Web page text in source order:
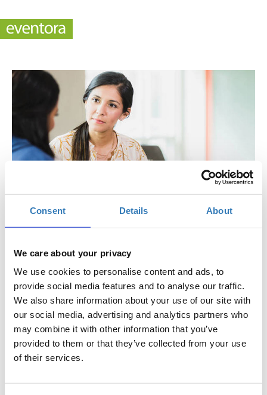
Consent Details About
We care about your privacy
We use cookies to personalise content and ads, to
provide social media features and to analyse our traffic.
We also share information about your use of our site with
our social media, advertising and analytics partners who
may combine it with other information that you’ve
provided to them or that they’ve collected from your use
of their services.
Empowered: Πώς να ξεχωρίσετε σε μια
συνέντευξη
Πότε;
Δευτέρα, 22 Μαΐου 2023 4:00 μμ
Προσθήκη στο ημερολόγιό σας
Online,